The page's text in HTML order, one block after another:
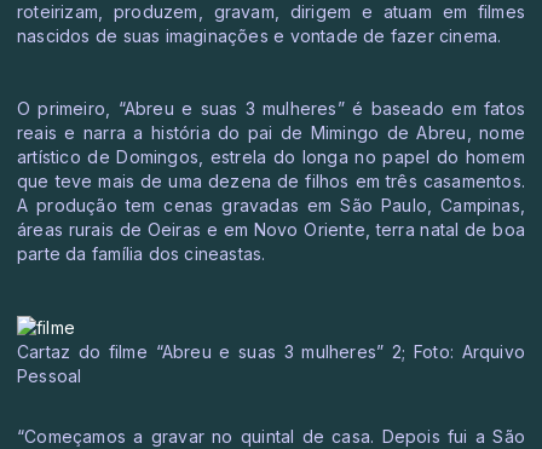
roteirizam, produzem, gravam, dirigem e atuam em filmes
nascidos de suas imaginações e vontade de fazer cinema.
O primeiro, “Abreu e suas 3 mulheres” é baseado em fatos
reais e narra a história do pai de Mimingo de Abreu, nome
artístico de Domingos, estrela do longa no papel do homem
que teve mais de uma dezena de filhos em três casamentos.
A produção tem cenas gravadas em São Paulo, Campinas,
áreas rurais de Oeiras e em Novo Oriente, terra natal de boa
parte da família dos cineastas.
Cartaz do filme “Abreu e suas 3 mulheres” 2; Foto: Arquivo
Pessoal
“Começamos a gravar no quintal de casa. Depois fui a São